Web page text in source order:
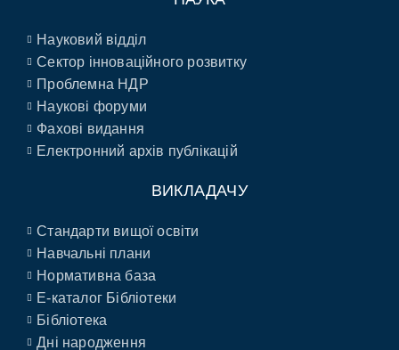
Науковий відділ
Сектор інноваційного розвитку
Проблемна НДР
Наукові форуми
Фахові видання
Електронний архів публікацій
ВИКЛАДАЧУ
Стандарти вищої освіти
Навчальні плани
Нормативна база
E-каталог Бібліотеки
Бібліотека
Дні народження